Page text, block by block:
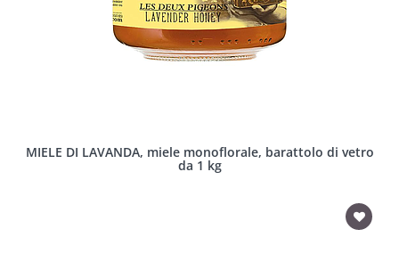
MIELE DI LAVANDA, miele monoflorale, barattolo di vetro
da 1 kg